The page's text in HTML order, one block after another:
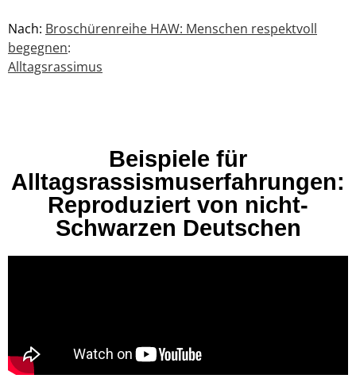
Nach: Broschürenreihe HAW: Menschen respektvoll
begegnen:
Alltagsrassimus
Beispiele für
Alltagsrassismuserfahrungen:
Reproduziert von nicht-
Schwarzen Deutschen